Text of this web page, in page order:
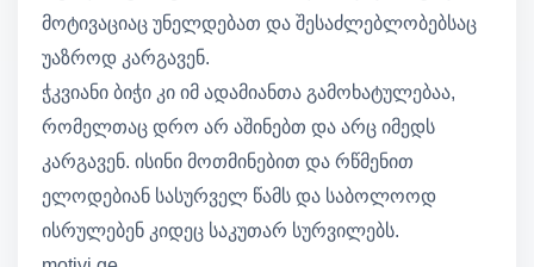
მოტივაციაც უნელდებათ და შესაძლებლობებსაც
უაზროდ კარგავენ.
ჭკვიანი ბიჭი კი იმ ადამიანთა გამოხატულებაა,
რომელთაც დრო არ აშინებთ და არც იმედს
კარგავენ. ისინი მოთმინებით და რწმენით
ელოდებიან სასურველ წამს და საბოლოოდ
ისრულებენ კიდეც საკუთარ სურვილებს.